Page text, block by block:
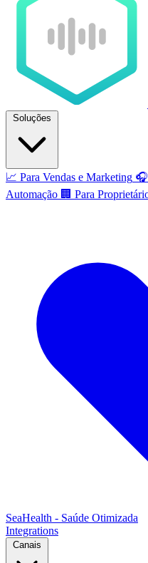
Soluções
📈 Para Vendas e Marketing 🎧
Automação 🏢 Para
SeaHealth - Saúde Otimizada
Integrations
Canais